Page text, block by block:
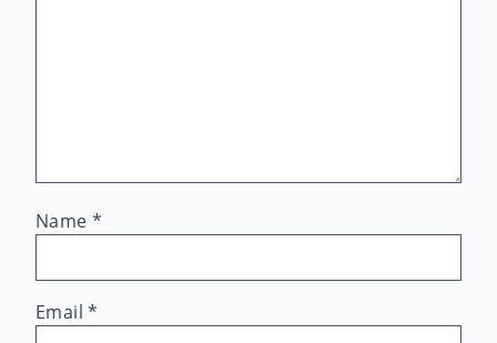
Name *
Email*